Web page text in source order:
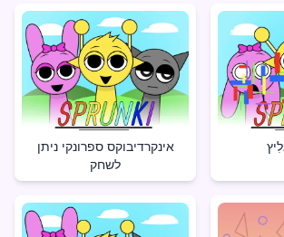
אינקרדיבוקס ספרונקי ניתן
לשחק